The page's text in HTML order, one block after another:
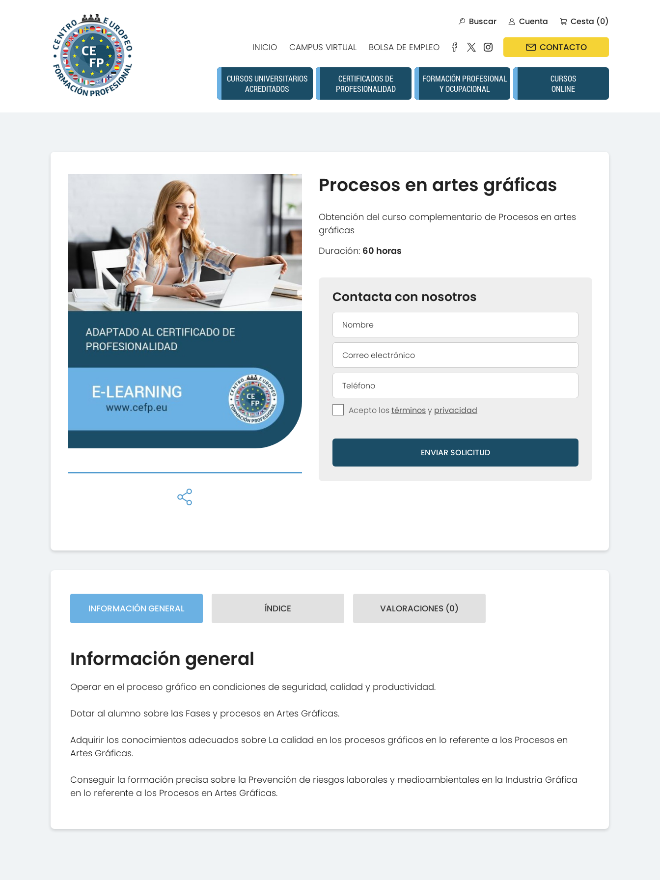
Buscar Cuenta Cesta (0)
INICIO CAMPUS VIRTUAL BOLSA DE EMPLEO CONTACTO
CURSOS UNIVERSITARIOS
ACREDITADOS
CERTIFICADOS DE
PROFESIONALIDAD
FORMACIÓN PROFESIONAL
Y OCUPACIONAL
CURSOS
ONLINE
Procesos en artes gráficas
Obtención del curso complementario de Procesos en artes
gráficas
Duración: 60 horas
Contacta con nosotros
Acepto lostérminosy privacidad
ENVIAR SOLICITUD
INFORMACIÓN GENERAL ÍNDICE VALORACIONES (0)
Información general
Operar en el proceso gráfico en condiciones de seguridad, calidad y productividad.
Dotar al alumno sobre las Fases y procesos en Artes Gráficas.
Adquirir los conocimientos adecuados sobre La calidad en los procesos gráficos en lo referente a los Procesos en
Artes Gráficas.
Conseguir la formación precisa sobre la Prevención de riesgos laborales y medioambientales en la Industria Gráfica
en lo referente a los Procesos en Artes Gráficas.